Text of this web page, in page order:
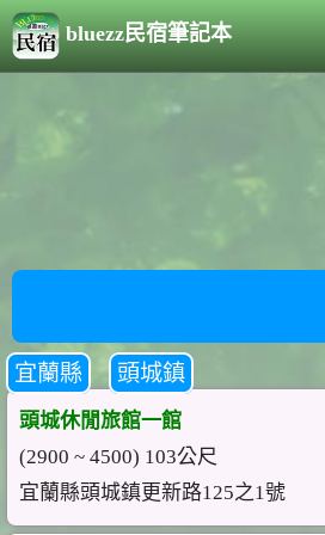
bluezz民宿筆記本
宜蘭縣 頭城鎮
頭城休閒旅館一館
(2900 ~ 4500) 103公尺
宜蘭縣頭城鎮更新路125之1號